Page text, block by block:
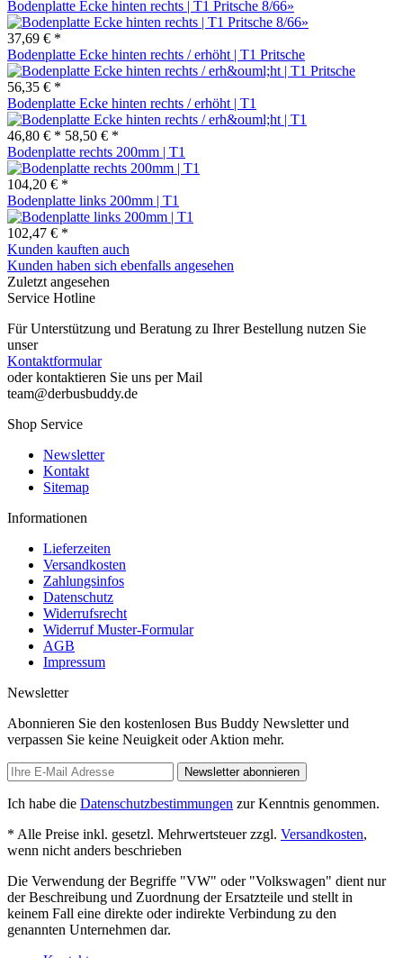
Bodenplatte Ecke hinten rechts | T1 Pritsche 8/66»
37,69 € *
Bodenplatte Ecke hinten rechts / erhöht | T1 Pritsche
56,35 € *
Bodenplatte Ecke hinten rechts / erhöht | T1
46,80 € * 58,50 € *
Bodenplatte rechts 200mm | T1
104,20 € *
Bodenplatte links 200mm | T1
102,47 € *
Kunden kauften auch
Kunden haben sich ebenfalls angesehen
Zuletzt angesehen
Service Hotline
Für Unterstützung und Beratung zu Ihrer Bestellung nutzen Sie
unser
Kontaktformular
oder kontaktieren Sie uns per Mail
team@derbusbuddy.de
Shop Service
Newsletter
Kontakt
Sitemap
Informationen
Lieferzeiten
Versandkosten
Zahlungsinfos
Datenschutz
Widerrufsrecht
Widerruf Muster-Formular
AGB
Impressum
Newsletter
Abonnieren Sie den kostenlosen Bus Buddy Newsletter und
verpassen Sie keine Neuigkeit oder Aktion mehr.
Newsletter abonnieren
Ich habe die Datenschutzbestimmungen zur Kenntnis genommen.
* Alle Preise inkl. gesetzl. Mehrwertsteuer zzgl. Versandkosten,
wenn nicht anders beschrieben
Die Verwendung der Begriffe "VW" oder "Volkswagen" dient nur
der Beschreibung und Zuordnung der Ersatzteile und stellt in
keinem Fall eine direkte oder indirekte Verbindung zu den
genannten Unternehmen dar.